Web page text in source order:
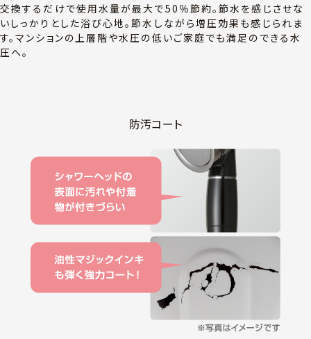
交換するだけで使用水量が最大で50％節約。節水を感じさせな
いしっかりとした浴び心地。節水しながら増圧効果も感じられま
す。マンションの上層階や水圧の低いご家庭でも満足のできる水
圧へ。
防汚コート